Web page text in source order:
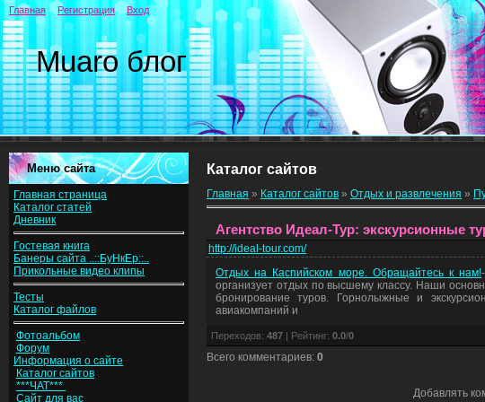
Muaro блог
Главная Регистрация Вход
Меню сайта
Главная страница
Каталог статей
Дневник
Гостевая книга
Банеры сайта ..::БуНкЕр::..
Прикольные видео клипы
Тесты
Каталог файлов
Фотоальбом
Форум
Информация о сайте
Каталог сайтов
***ЧАТ***
Сайт для вас
Каталог сайтов
Главная » Каталог сайтов » Отдых и развлечения »
Агентство Идеал-Тур: экскурсионные
http://ideal-tour.com/
Отдых на Каспийском море. Обращайтесь к нам!
организует отдых по высшему классу. Наши
бронирование туров. Горнолыжные и
авиакомпаний и
Переходов: 487 | Рейтинг: 0.0/0
Всего комментариев: 0
Добавлять